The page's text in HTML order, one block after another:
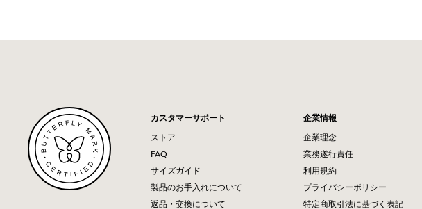
カスタマーサポート
ストア
FAQ
サイズガイド
製品のお手入れについて
返品・交換について
企業情報
企業理念
業務遂行責任
利用規約
プライバシーポリシー
特定商取引法に基づく表記